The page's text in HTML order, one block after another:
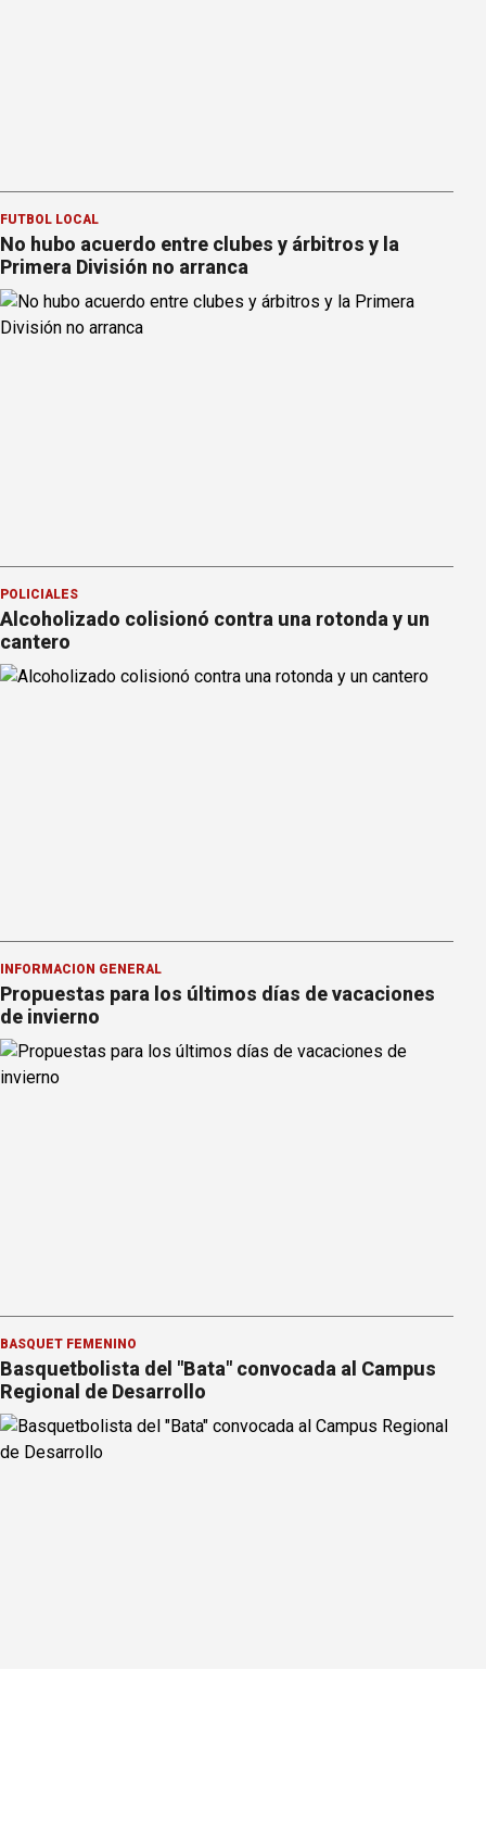
FÚTBOL LOCAL
No hubo acuerdo entre clubes y árbitros y la
Primera División no arranca
POLICIALES
Alcoholizado colisionó contra una rotonda y un
cantero
INFORMACION GENERAL
Propuestas para los últimos días de vacaciones
de invierno
BÁSQUET FEMENINO
Basquetbolista del "Bata" convocada al Campus
Regional de Desarrollo